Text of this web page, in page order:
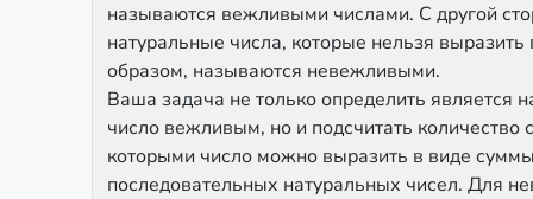
называются вежливыми числами. С другой
натуральные числа, которые нельзя
образом, называются невежливыми.
Ваша задача не только определить является
число вежливым, но и подсчитать количество
которыми число можно выразить в виде
последовательных натуральных чисел. Для